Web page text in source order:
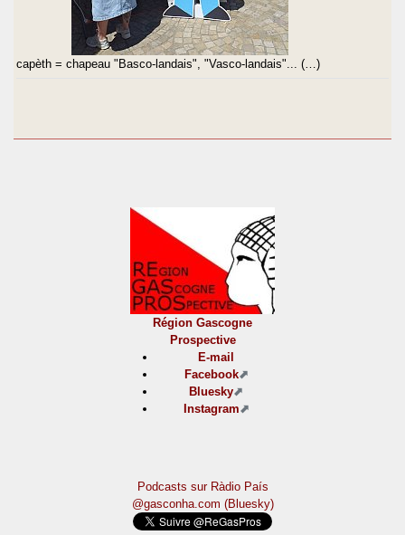
capèth = chapeau "Basco-landais", "Vasco-landais"... (…)
Région Gascogne
Prospective
E-mail
Facebook
Bluesky
Instagram
Podcasts sur Ràdio País
@gasconha.com (Bluesky)